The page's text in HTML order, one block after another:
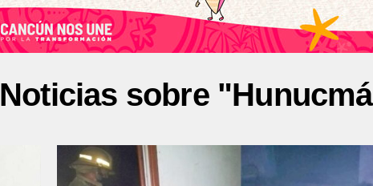
Noticias sobre